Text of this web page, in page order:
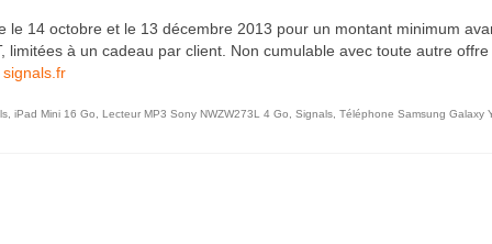
14 octobre et le 13 décembre 2013 pour un montant minimum
à un cadeau par client. Non cumulable avec toute autre offre
signals.fr
iPad Mini 16 Go Lecteur MP3 Sony NWZW273L 4 Go Signals Téléphone Samsung Galaxy